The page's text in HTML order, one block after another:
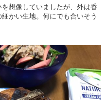
想像していましたが、外は香
かい生地。何にでも合いそう